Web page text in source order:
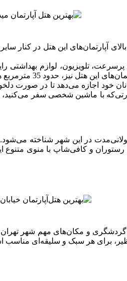
آپارتمان تأسیس شد. تنوع بالای
تلویزیون، لوازم بهداشتی
خود اجازه می‌دهد تا در صورت
با ماشین شخصی سفر می‌کنید،
در این شهر شناخته می‌شود.
25 آپارتمان، در نزدیکی جاذبه‌های گردشگری
برای هر سبک و سلیقه‌ای